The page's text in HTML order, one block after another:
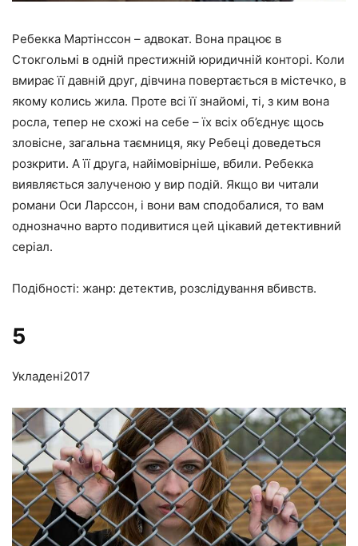
Ребекка Мартінссон – адвокат. Вона працює в
Стокгольмі в одній престижній юридичній конторі. Коли
вмирає її давній друг, дівчина повертається в містечко, в
якому колись жила. Проте всі її знайомі, ті, з ким вона
росла, тепер не схожі на себе – їх всіх об’єднує щось
зловісне, загальна таємниця, яку Ребеці доведеться
розкрити. А її друга, найімовірніше, вбили. Ребекка
виявляється залученою у вир подій. Якщо ви читали
романи Оси Ларссон, і вони вам сподобалися, то вам
однозначно варто подивитися цей цікавий детективний
серіал.
Подібності: жанр: детектив, розслідування вбивств.
5
Укладені2017